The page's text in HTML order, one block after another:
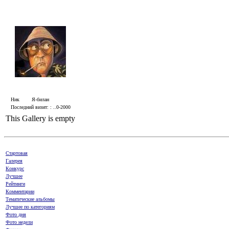
Ник
Я-билан
Последний визит: : ..0-2000
This Gallery is empty
Стартовая
Галерея
Конкурс
Лучшее
Рейтинги
Комментарии
Тематические альбомы
Лучшее по категориям
Фото дня
Фото недели